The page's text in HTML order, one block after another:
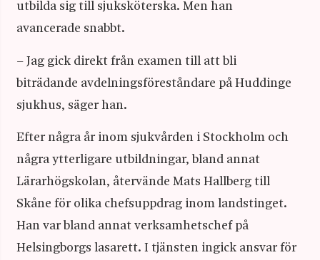
utbilda sig till sjuksköterska. Men han
avancerade snabbt.
– Jag gick direkt från examen till att bli
biträdande avdelningsföreståndare på Huddinge
sjukhus, säger han.
Efter några år inom sjukvården i Stockholm och
några ytterligare utbildningar, bland annat
Lärarhögskolan, återvände Mats Hallberg till
Skåne för olika chefsuppdrag inom landstinget.
Han var bland annat verksamhetschef på
Helsingborgs lasarett. I tjänsten ingick ansvar för